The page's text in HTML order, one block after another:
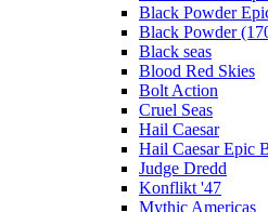
Black Powder
Black Powder
Black seas
Blood Red Skies
Bolt Action
Cruel Seas
Hail Caesar
Hail Caesar Epic
Judge Dredd
Konflikt '47
Mythic Americas